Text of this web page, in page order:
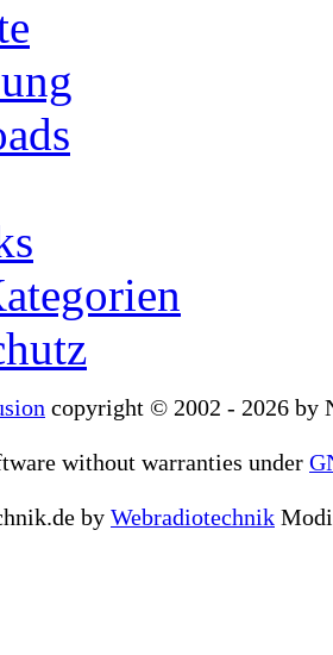
copyright © 2002 - 2026 by
without warranties under
by Webradiotechnik